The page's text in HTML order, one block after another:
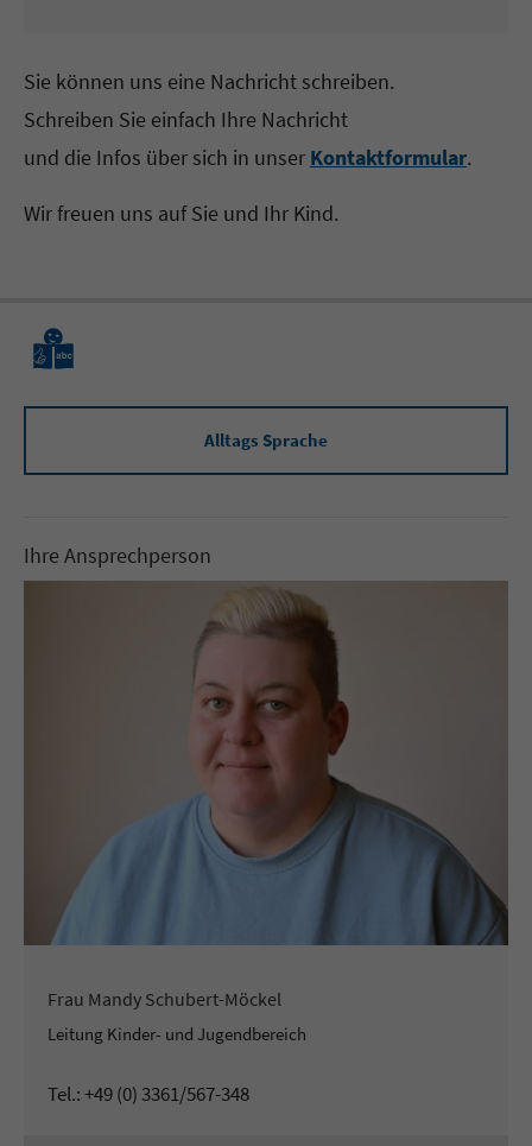
Sie können uns eine Nachricht schreiben.
Schreiben Sie einfach Ihre Nachricht
und die Infos über sich in unser Kontaktformular.
Wir freuen uns auf Sie und Ihr Kind.
Alltags Sprache
Ihre Ansprechperson
Frau Mandy Schubert-Möckel
Leitung Kinder- und Jugendbereich
Tel.: +49 (0) 3361/567-348